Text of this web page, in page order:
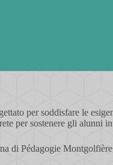
per soddisfare le
per sostenere gli alunni
di Pédagogie